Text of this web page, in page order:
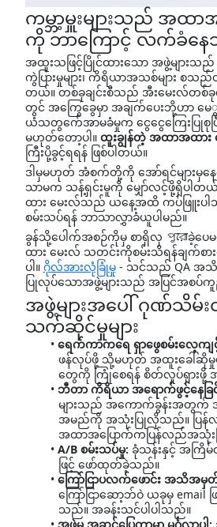
ကမ္ဘာ့မှူးများသည် အထာ
ကို ဘာကြောင့် လက်ခံန
အထူးသဖြင့်ပြိုင်ထားသော အဖွဲ့များသည်
ကွဲပြားမှုများ၊ ကိရိယာအသစ်များ စသည်
တယ်။ တစ်ခုချင်းစီသည် အီးမေးလ်တစ်ခု
တွင် အကြွေခွေမှာ အချက်ပေးဘို့ဟာ
ယံသတွက်ေအာမခံမှုက ငွေငွေကြေးပြုစုပ
မဟုတ်တော့ပါ။ ထူးချွန်တဲ့ အထာအထား
ကြီးပို့ခွင့်ရရန် ဖြစ်ပါတယ်။
ဒါမှမဟုတ် အံစက်တို့ကို အော်ရင်များမှနေ
သာမက သန့်ရှင်းမူကို မျှော်လင့်ဖို့ရှိပါ
ထား မေးလ်သည် ယနေ့အထိ ကပ်ဖြူး
စမ်းသပ်ရန် ဘာသာလွှာခံယူပါမည်။
ခွန်သို့ပေါက်အစဉ်ကိုမှ စာရှိလှ পুরোခဲ့
ထား မေးလ် သတင်းကိုစမ်းသိရန်ချက်စာ
ပါ။ ဂိုလ်အားလုံခြုံမှု- သင်သည် QA အသိစိ
ပြုလုပ်သောအဖွဲ့များသည် အပြင်အစ
အဖွဲ့များအပေါ် ဂုဏ်သိမ်
သက်ဆိုင်မှုများ
ရေက်ကာကရေ ရှာဖွေစမ်းလေ့ကျ
ဖန်လုပ်ဖို့ သို့မဟုတ် အထူးခေါ်ဆိုမှုမျ
တွေကို ကြုံစေရန် စိတ်လှုပ်ရှားဖို့ အ
ဘီတာ ကိရိယာ အရောက်ဖွင့်နေခြ
များသည် အကောက်ခွန်းအတွ
အမည်ကို အသုံးပြုလိုသည်။ ပြန်
အထာအပြောက်ကပြန်လည်အသုံးပ
A/B စမ်းသပ်မှု: ခုံသန်းနှင့် အကြိမ်တို
ဖြင့် ဖော်ထုတ်ခဲ့သည်။
ကြော်ငြာပလက်ဖောင်း အသိအမှ
ကြော်ငြာဆော့ဘ်ဝဲ ယခုမှ email
သည်။ အခန်းသင်ပါပါသည်။
အဖွဲ့မှ အဆင်ပြေတာမှာ မင်္ဂလာပါ: